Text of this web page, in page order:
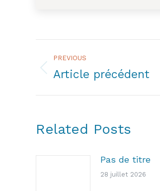
navigation
PREVIOUS
Previous
Article précédent
Related Posts
Pas de titre
28 juillet 2026